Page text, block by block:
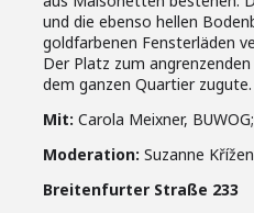
und die ebenso hellen
goldfarbenen Fensterläden
Der Platz zum
dem ganzen Quartier zugute.
Mit: Carola Meixner,
Moderation: Suzanne
Breitenfurter Straße 233